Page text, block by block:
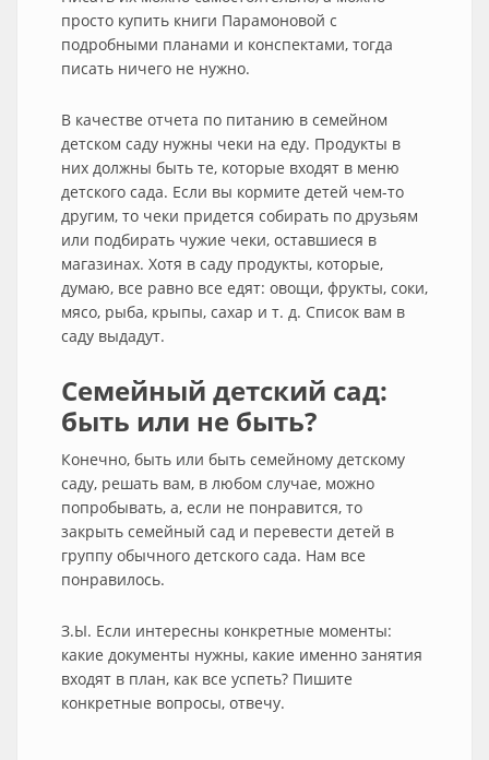
просто купить книги Парамоновой с
подробными планами и конспектами, тогда
писать ничего не нужно.
В качестве отчета по питанию в семейном
детском саду нужны чеки на еду. Продукты в
них должны быть те, которые входят в меню
детского сада. Если вы кормите детей чем-то
другим, то чеки придется собирать по друзьям
или подбирать чужие чеки, оставшиеся в
магазинах. Хотя в саду продукты, которые,
думаю, все равно все едят: овощи, фрукты, соки,
мясо, рыба, крыпы, сахар и т. д. Список вам в
саду выдадут.
Семейный детский сад:
быть или не быть?
Конечно, быть или быть семейному детскому
саду, решать вам, в любом случае, можно
попробывать, а, если не понравится, то
закрыть семейный сад и перевести детей в
группу обычного детского сада. Нам все
понравилось.
З.Ы. Если интересны конкретные моменты:
какие документы нужны, какие именно занятия
входят в план, как все успеть? Пишите
конкретные вопросы, отвечу.